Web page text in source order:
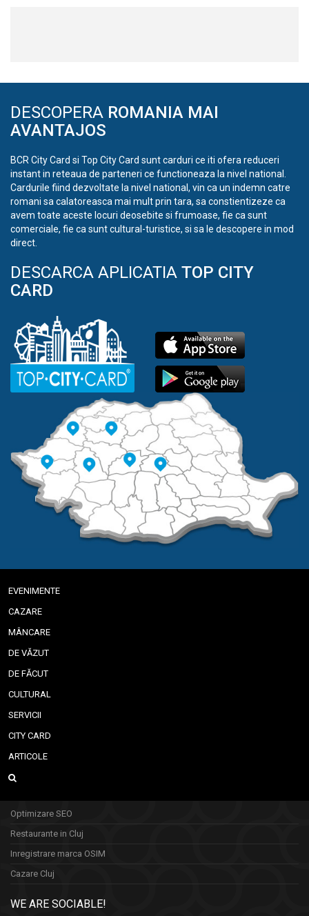
DESCOPERA ROMANIA MAI
AVANTAJOS
BCR City Card si Top City Card sunt carduri ce iti ofera reduceri
instant in reteaua de parteneri ce functioneaza la nivel national.
Cardurile fiind dezvoltate la nivel national, vin ca un indemn catre
romani sa calatoreasca mai mult prin tara, sa constientizeze ca
avem toate aceste locuri deosebite si frumoase, fie ca sunt
comerciale, fie ca sunt cultural-turistice, si sa le descopere in mod
direct.
DESCARCA APLICATIA TOP CITY
CARD
EVENIMENTE
CAZARE
MÂNCARE
DE VĂZUT
DE FĂCUT
CULTURAL
SERVICII
CITY CARD
ARTICOLE
Optimizare SEO
Restaurante in Cluj
Inregistrare marca OSIM
Cazare Cluj
WE ARE SOCIABLE!